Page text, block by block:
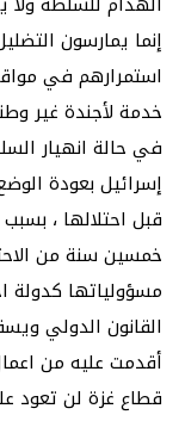
إنما يمارسون
استمرارهم في
خدمة لأجندة غير
في حالة انهيار
إسرائيل بعودة
قبل احتلالها ،
خمسين سنة من
مسؤولياتها كدولة
القانون الدولي
أقدمت عليه من
قطاع غزة لن تعود